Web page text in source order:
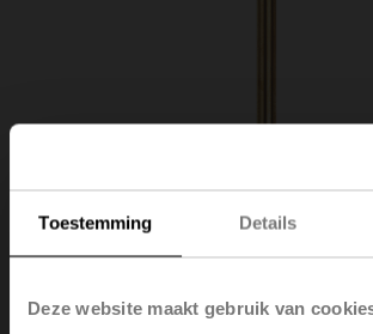
Toestemming Details
Deze website maakt gebruik van